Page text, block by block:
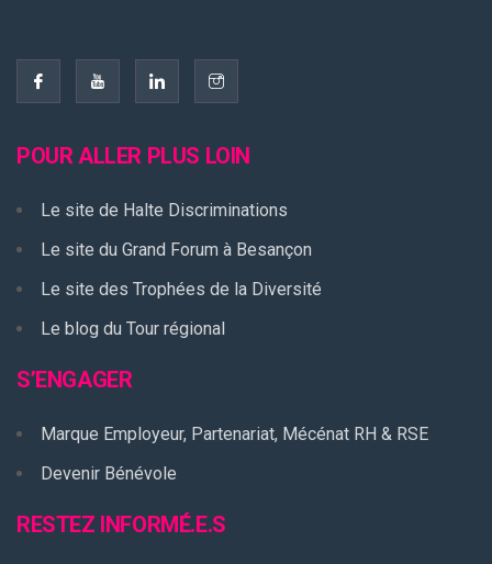
POUR ALLER PLUS LOIN
Le site de Halte Discriminations
Le site du Grand Forum à Besançon
Le site des Trophées de la Diversité
Le blog du Tour régional
S’ENGAGER
Marque Employeur, Partenariat, Mécénat RH & RSE
Devenir Bénévole
RESTEZ INFORMÉ.E.S